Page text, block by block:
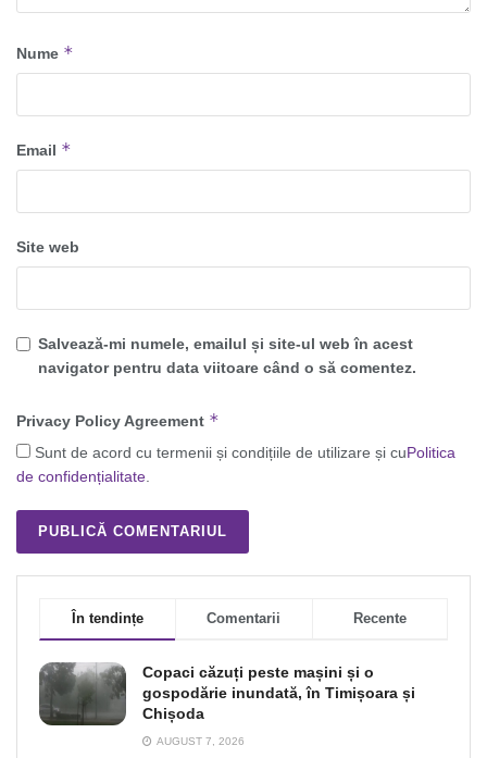
Nume *
Email *
Site web
Salvează-mi numele, emailul și site-ul web în acest
navigator pentru data viitoare când o să comentez.
Privacy Policy Agreement *
Sunt de acord cu termenii și condițiile de utilizare și cuPolitica
de confidențialitate.
În tendințe Comentarii Recente
Copaci căzuți peste mașini și o
gospodărie inundată, în Timișoara și
Chișoda
AUGUST 7, 2026